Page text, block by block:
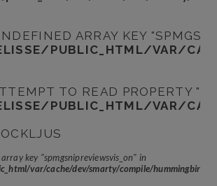
ARRAY KEY
PUBLIC_HTML/VAR/
TO READ PROPERTY
PUBLIC_HTML/VAR/
key "spmgsnipreviewsvis_on" in
var/cache/dev/smarty/compile/